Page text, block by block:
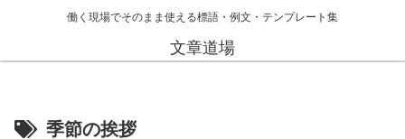
働く現場でそのまま使える標語・例文・テンプレート集
文章道場
季節の挨拶